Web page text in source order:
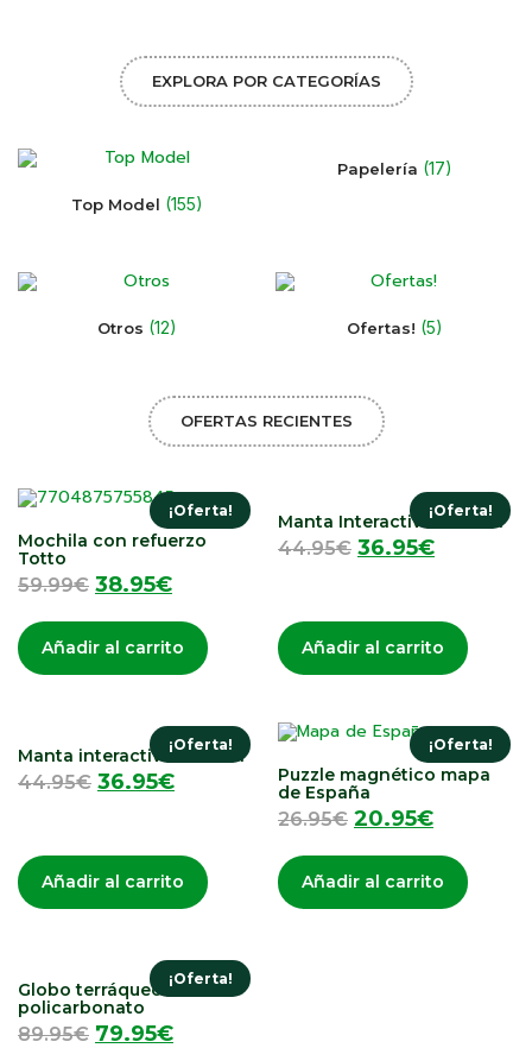
EXPLORA POR CATEGORÍAS
Top Model (155)
Papelería (17)
Otros (12) Ofertas! (5)
OFERTAS RECIENTES
¡Oferta!
Mochila con refuerzo
Totto
59.99€ 38.95€
Añadir al carrito
¡Oferta!
Manta Interactiva Musical
44.95€ 36.95€
Añadir al carrito
¡Oferta!
Manta interactiva musical
44.95€ 36.95€
Añadir al carrito
¡Oferta!
Puzzle magnético mapa
de España
26.95€ 20.95€
Añadir al carrito
¡Oferta!
Globo terráqueo
policarbonato
89.95€ 79.95€